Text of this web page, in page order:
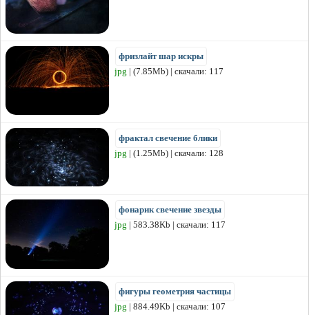
фризлайт шар искры
jpg | (7.85Mb) | скачали: 117
фрактал свечение блики
jpg | (1.25Mb) | скачали: 128
фонарик свечение звезды
jpg | 583.38Kb | скачали: 117
фигуры геометрия частицы
jpg | 884.49Kb | скачали: 107